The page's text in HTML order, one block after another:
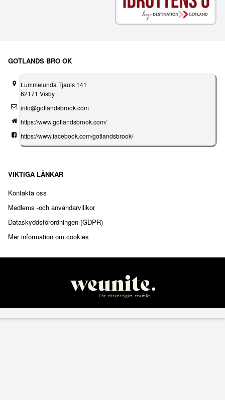
GOTLANDS BRO OK
Lummelunda Tjauls 141
62171 Visby
info@gotlandsbrook.com
https://www.gotlandsbrook.com/
https://www.facebook.com/gotlandsbrook/
VIKTIGA LÄNKAR
Kontakta oss
Medlems -och användarvillkor
Dataskyddsförordningen (GDPR)
Mer information om cookies